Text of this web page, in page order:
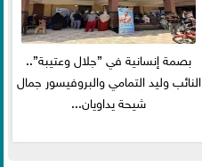
بصمة إنسانية في ”جلال وعتيبة”..
النائب وليد التمامي والبروفيسور جمال
شيحة يداويان...